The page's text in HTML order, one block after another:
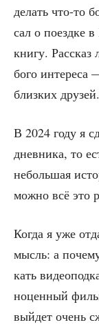
делать что-то
сал о поезд­ке
кни­гу.
бо­го инте­ре­са
близ­ких друзей.
В 2024 году я
днев­ни­ка, то
неболь­шая
мож­но всё это
Когда я уже
мысль: а
кать
но­цен­ный
вый­дет очень